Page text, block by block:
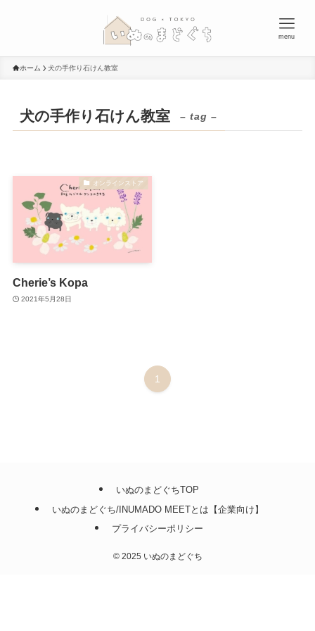
menu
ホーム 犬の手作り石けん教室
犬の手作り石けん教室 – tag –
オンラインストア
Cherie’s Kopa
2021年5月28日
1
いぬのまどぐちTOP
いぬのまどぐち/INUMADO MEETとは【企業向け】
プライバシーポリシー
©2025 いぬのまどぐち